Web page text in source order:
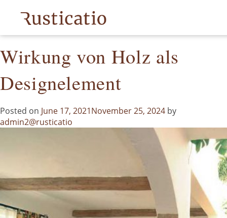
Month:June 2021
Wirkung von Holz als
Designelement
Posted on June 17, 2021November 25, 2024 by
admin2@rusticatio